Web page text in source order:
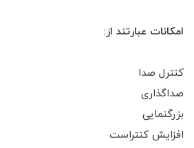
امکانات عبارتند از:
کنترل صدا
صداگذاری
بزرگنمایی
افزایش کنتراست